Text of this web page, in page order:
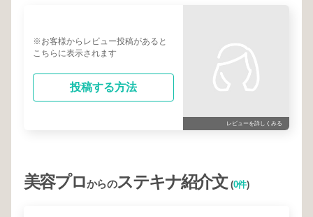
※お客様からレビュー投稿があると
こちらに表示されます
投稿する方法
レビューを詳しくみる
美容プロからのステキナ紹介文(0件)